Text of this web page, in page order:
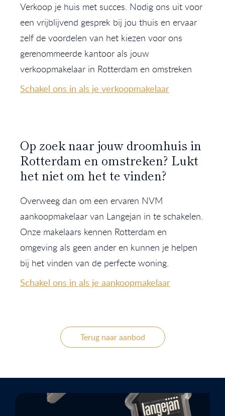
Verkoop je huis met succes. Nodig ons uit voor
een vrijblijvend gesprek bij jou thuis en ervaar
zelf de voordelen van het kiezen voor ons
gerenommeerde kantoor als jouw
verkoopmakelaar in Rotterdam en omstreken
Schakel ons in als je verkoopmakelaar
Op zoek naar jouw droomhuis in
Rotterdam en omstreken? Lukt
het niet om het te vinden?
Overweeg dan om een ervaren NVM
aankoopmakelaar van Langejan in te schakelen.
Onze makelaars kennen Rotterdam en
omgeving als geen ander en kunnen je helpen
bij het vinden van de perfecte woning.
Schakel ons in als je aankoopmakelaar
Terug naar aanbod